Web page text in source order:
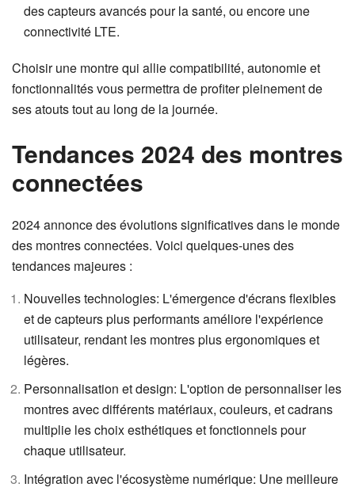
des capteurs avancés pour la santé, ou encore une
connectivité LTE.
Choisir une montre qui allie compatibilité, autonomie et
fonctionnalités vous permettra de profiter pleinement de
ses atouts tout au long de la journée.
Tendances 2024 des montres
connectées
2024 annonce des évolutions significatives dans le monde
des montres connectées. Voici quelques-unes des
tendances majeures :
Nouvelles technologies: L'émergence d'écrans flexibles
et de capteurs plus performants améliore l'expérience
utilisateur, rendant les montres plus ergonomiques et
légères.
Personnalisation et design: L'option de personnaliser les
montres avec différents matériaux, couleurs, et cadrans
multiplie les choix esthétiques et fonctionnels pour
chaque utilisateur.
Intégration avec l'écosystème numérique: Une meilleure